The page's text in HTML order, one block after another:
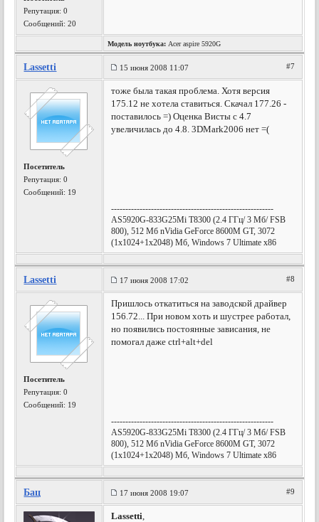
Репутация:0
Сообщений: 20
Модель ноутбука: Acer aspire 5920G
Lassetti 15 июня 2008 11:07 #7
Посетитель
Репутация:0
Сообщений: 19
тоже была такая проблема. Хотя версия
175.12 не хотела ставиться. Скачал 177.26 -
поставилось =) Оценка Висты с 4.7
увеличилась до 4.8. 3DMark2006 нет =(
---------------------------------------------------------
AS5920G-833G25Mi T8300 (2.4 ГГц/ 3 Мб/ FSB
800), 512 Мб nVidia GeForce 8600M GT, 3072
(1x1024+1x2048) Мб, Windows 7 Ultimate x86
Lassetti 17 июня 2008 17:02 #8
Посетитель
Репутация:0
Сообщений: 19
Пришлось откатиться на заводской драйвер
156.72... При новом хоть и шустрее работал,
но появились постоянные зависания, не
помогал даже ctrl+alt+del
---------------------------------------------------------
AS5920G-833G25Mi T8300 (2.4 ГГц/ 3 Мб/ FSB
800), 512 Мб nVidia GeForce 8600M GT, 3072
(1x1024+1x2048) Мб, Windows 7 Ultimate x86
Бац 17 июня 2008 19:07 #9
Lassetti,